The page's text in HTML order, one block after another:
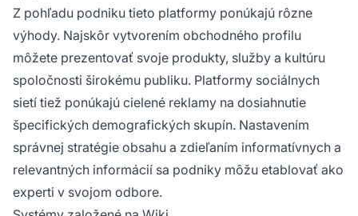
Z pohľadu podniku tieto platformy ponúkajú rôzne
výhody. Najskôr vytvorením obchodného profilu
môžete prezentovať svoje produkty, služby a kultúru
spoločnosti širokému publiku. Platformy sociálnych
sietí tiež ponúkajú cielené reklamy na dosiahnutie
špecifických demografických skupín. Nastavením
správnej stratégie obsahu a zdieľaním informatívnych a
relevantných informácií sa podniky môžu etablovať ako
experti v svojom odbore.